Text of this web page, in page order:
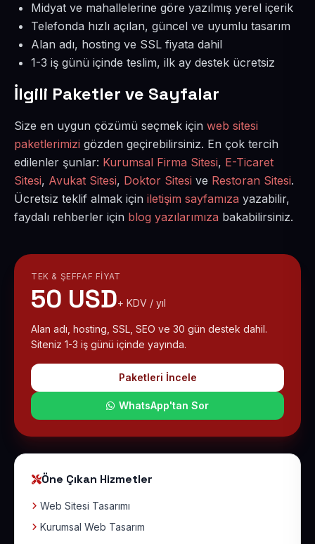
Midyat ve mahallelerine göre yazılmış yerel içerik
Telefonda hızlı açılan, güncel ve uyumlu tasarım
Alan adı, hosting ve SSL fiyata dahil
1-3 iş günü içinde teslim, ilk ay destek ücretsiz
İlgili Paketler ve Sayfalar
Size en uygun çözümü seçmek için web sitesi
paketlerimizi gözden geçirebilirsiniz. En çok tercih
edilenler şunlar: Kurumsal Firma Sitesi, E-Ticaret
Sitesi, Avukat Sitesi, Doktor Sitesi ve Restoran Sitesi.
Ücretsiz teklif almak için iletişim sayfamıza yazabilir,
faydalı rehberler için blog yazılarımıza bakabilirsiniz.
TEK & ŞEFFAF FIYAT
50 USD+ KDV / yıl
Alan adı, hosting, SSL, SEO ve 30 gün destek dahil.
Siteniz 1-3 iş günü içinde yayında.
Paketleri İncele
WhatsApp'tan Sor
Öne Çıkan Hizmetler
Web Sitesi Tasarımı
Kurumsal Web Tasarım